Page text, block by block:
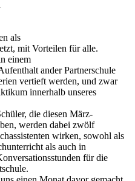
als
mit Vorteilen für alle.
einem
ander Partnerschule
vertieft werden, und zwar
innerhalb unseres
die diesen März-
werden dabei zwölf
wirken, sowohl als
als auch in
für die